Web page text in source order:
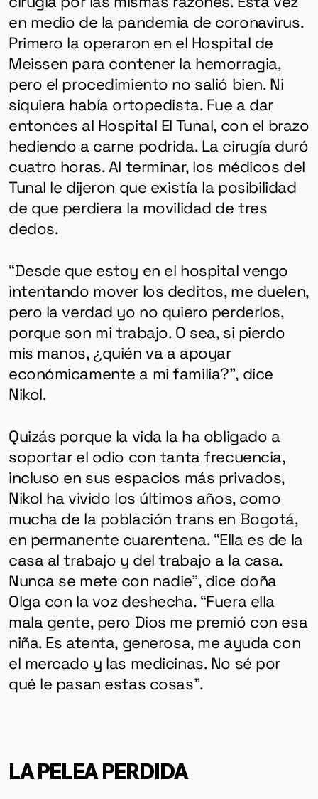
en medio de la pandemia de coronavirus.
Primero la operaron en el Hospital de
Meissen para contener la hemorragia,
pero el procedimiento no salió bien. Ni
siquiera había ortopedista. Fue a dar
entonces al Hospital El Tunal, con el brazo
hediendo a carne podrida. La cirugía duró
cuatro horas. Al terminar, los médicos del
Tunal le dijeron que existía la posibilidad
de que perdiera la movilidad de tres
dedos.
“Desde que estoy en el hospital vengo
intentando mover los deditos, me duelen,
pero la verdad yo no quiero perderlos,
porque son mi trabajo. O sea, si pierdo
mis manos, ¿quién va a apoyar
económicamente a mi familia?”, dice
Nikol.
Quizás porque la vida la ha obligado a
soportar el odio con tanta frecuencia,
incluso en sus espacios más privados,
Nikol ha vivido los últimos años, como
mucha de la población trans en Bogotá,
en permanente cuarentena. “Ella es de la
casa al trabajo y del trabajo a la casa.
Nunca se mete con nadie”, dice doña
Olga con la voz deshecha. “Fuera ella
mala gente, pero Dios me premió con esa
niña. Es atenta, generosa, me ayuda con
el mercado y las medicinas. No sé por
qué le pasan estas cosas”.
LA PELEA PERDIDA